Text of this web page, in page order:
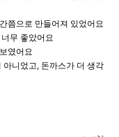
쯤으로 만들어져 있었어요
무 좋았어요
였어요
니었고, 돈까스가 더 생각